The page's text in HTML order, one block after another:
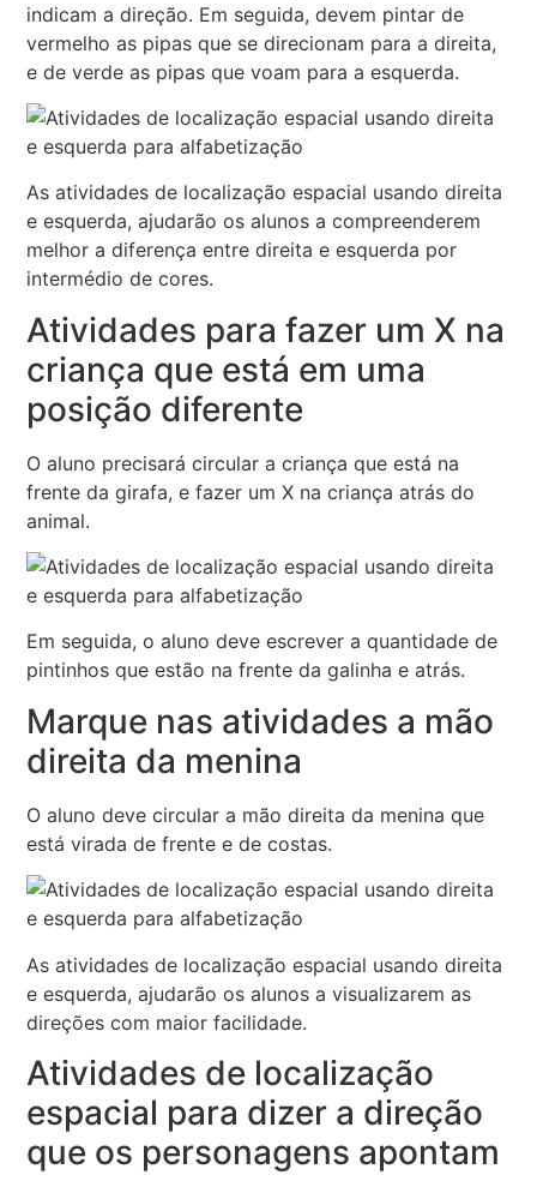
indicam a direção. Em seguida, devem pintar de
vermelho as pipas que se direcionam para a direita,
e de verde as pipas que voam para a esquerda.
As atividades de localização espacial usando direita
e esquerda, ajudarão os alunos a compreenderem
melhor a diferença entre direita e esquerda por
intermédio de cores.
Atividades para fazer um X na
criança que está em uma
posição diferente
O aluno precisará circular a criança que está na
frente da girafa, e fazer um X na criança atrás do
animal.
Em seguida, o aluno deve escrever a quantidade de
pintinhos que estão na frente da galinha e atrás.
Marque nas atividades a mão
direita da menina
O aluno deve circular a mão direita da menina que
está virada de frente e de costas.
As atividades de localização espacial usando direita
e esquerda, ajudarão os alunos a visualizarem as
direções com maior facilidade.
Atividades de localização
espacial para dizer a direção
que os personagens apontam